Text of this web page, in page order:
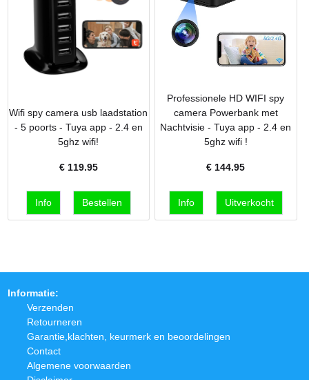
Wifi spy camera usb laadstation
- 5 poorts - Tuya app - 2.4 en
5ghz wifi!
€ 119.95
Professionele HD WIFI spy
camera Powerbank met
Nachtvisie - Tuya app - 2.4 en
5ghz wifi !
€ 144.95
Informatie:
Verzenden
Retourneren
Garantie,klachten, keurmerk en beoordelingen
Contact
Algemene voorwaarden